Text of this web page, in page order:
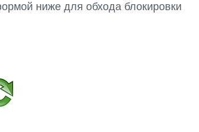
ниже для обхода блокировки